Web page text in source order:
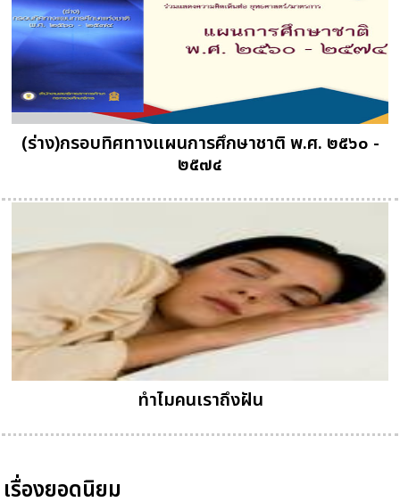
(ร่าง)กรอบทิศทางแผนการศึกษาชาติ พ.ศ. ๒๕๖๐ -
๒๕๗๔
ทำไมคนเราถึงฝัน
เรื่องยอดนิยม